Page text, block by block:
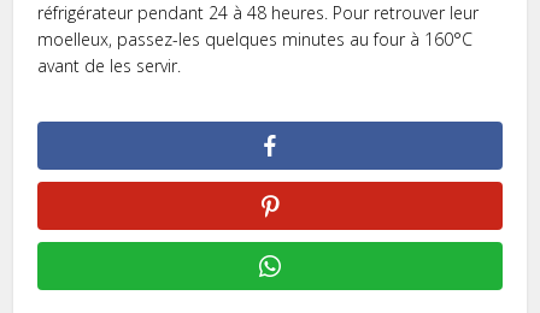
réfrigérateur pendant 24 à 48 heures. Pour retrouver leur
moelleux, passez-les quelques minutes au four à 160°C
avant de les servir.